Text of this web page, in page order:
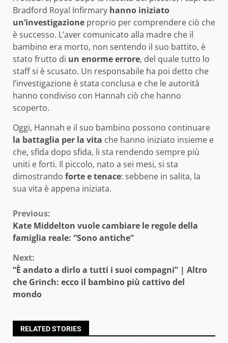
Bradford Royal Infirmary hanno iniziato
un’investigazione proprio per comprendere ciò che
è successo. L’aver comunicato alla madre che il
bambino era morto, non sentendo il suo battito, è
stato frutto di un enorme errore, del quale tutto lo
staff si è scusato. Un responsabile ha poi detto che
l’investigazione è stata conclusa e che le autorità
hanno condiviso con Hannah ciò che hanno
scoperto.
Oggi, Hannah e il suo bambino possono continuare
la battaglia per la vita che hanno iniziato insieme e
che, sfida dopo sfida, li sta rendendo sempre più
uniti e forti. Il piccolo, nato a sei mesi, si sta
dimostrando forte e tenace: sebbene in salita, la
sua vita è appena iniziata.
Continue
Reading
Previous:
Kate Middelton vuole cambiare le regole della
famiglia reale: “Sono antiche”
Next:
“È andato a dirlo a tutti i suoi compagni” | Altro
che Grinch: ecco il bambino più cattivo del
mondo
RELATED STORIES